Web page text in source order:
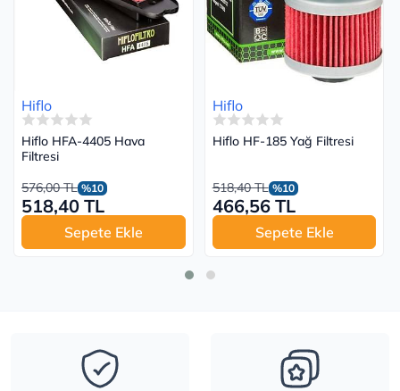
Hiflo
Hiflo HFA-4405 Hava
Filtresi
576,00 TL %10
518,40 TL
Sepete Ekle
Hiflo
Hiflo HF-185 Yağ Filtresi
518,40 TL %10
466,56 TL
Sepete Ekle